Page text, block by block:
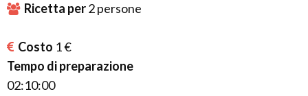
Ricetta per2persone
Costo 1 €
Tempo di preparazione
02:10:00